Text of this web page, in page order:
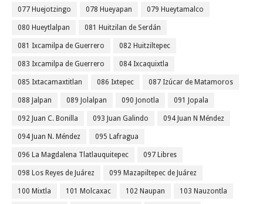
077 Huejotzingo 078 Hueyapan 079 Hueytamalco
080 Hueytlalpan 081 Huitzilan de Serdán
081 Ixcamilpa de Guerrero 082 Huitziltepec
083 Ixcamilpa de Guerrero 084 Ixcaquixtla
085 Ixtacamaxtitlan 086 Ixtepec 087 Izúcar de Matamoros
088 Jalpan 089 Jolalpan 090 Jonotla 091 Jopala
092 Juan C. Bonilla 093 Juan Galindo 094 Juan N Méndez
094 Juan N. Méndez 095 Lafragua
096 La Magdalena Tlatlauquitepec 097 Libres
098 Los Reyes de Juárez 099 Mazapiltepec de Juárez
100 Mixtla 101 Molcaxac 102 Naupan 103 Nauzontla